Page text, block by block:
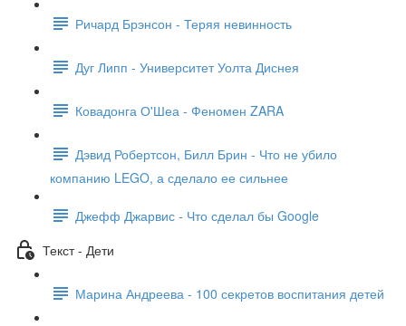
Ричард Брэнсон - Теряя невинность
Дуг Липп - Университет Уолта Диснея
Ковадонга О'Шеа - Феномен ZARA
Дэвид Робертсон, Билл Брин - Что не убило
компанию LEGO, а сделало ее сильнее
Джефф Джарвис - Что сделал бы Google
Текст - Дети
Марина Андреева - 100 секретов воспитания детей